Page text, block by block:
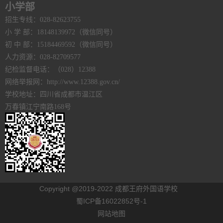
小学部
招生专线：028-82623755
小 学 部：18148139972（微信同号）
初 中 部：15184469592（微信同号）
人力资源：028-82709577
纪检监督电话：（028）12388
网络举报网：http://www.12388.gov.cn/
学校地址：四川省成都市温江区
万春镇江宁南路168号
Copyright @2019-2022 成都王府外国语学校
蜀ICP备16022852号-1
网站地图